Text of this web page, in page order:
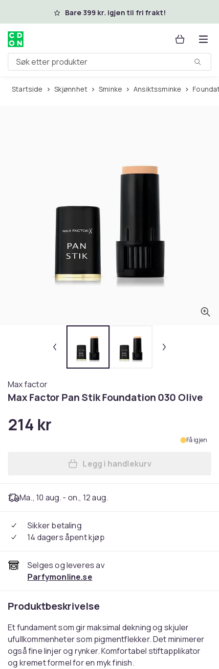
Hopp til hovedinnholdBare 399 kr. igjen til fri frakt!
Søk etter produkter
Startside Skjønnhet Sminke Ansiktssminke
Max factor
Max Factor Pan Stik Foundation 030 Olive
214 kr
Få igjen
Legg Max Factor Pan Stik
Legg i handlekurv
Ma., 10 aug. - on., 12 aug.
Sikker betaling
14 dagers åpent kjøp
Selges og leveres av
Parfymonline.se
Produktbeskrivelse
Et fundament som gir maksimal dekning og skjuler
ufullkommenheter som pigmentflekker. Det minimerer
også fine linjer og rynker. Komfortabel stiftapplikator
og kremet formel for en myk finish.